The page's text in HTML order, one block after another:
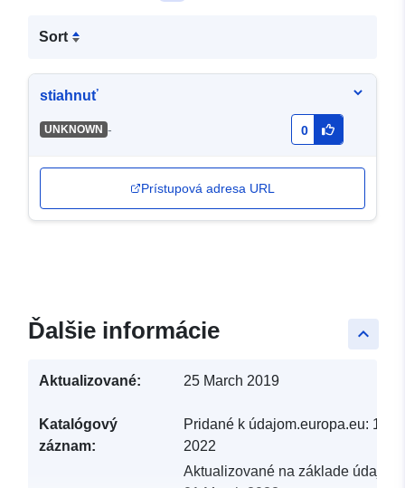
Sort
stiahnuť
UNKNOWN - 0
Prístupová adresa URL
keyboard_arrow_up
Ďalšie informácie
Aktualizované: 25 March 2019
Katalógový
záznam:
Pridané k údajom.europa.eu: 19
2022
Aktualizované na základe